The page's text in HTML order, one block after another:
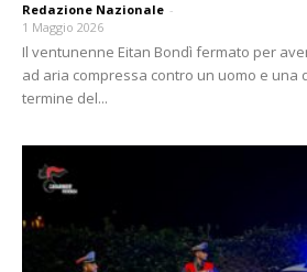
Redazione Nazionale -
1 Maggio 2026
Il ventunenne Eitan Bondì fermato per
ad aria compressa contro un uomo e una
termine del...